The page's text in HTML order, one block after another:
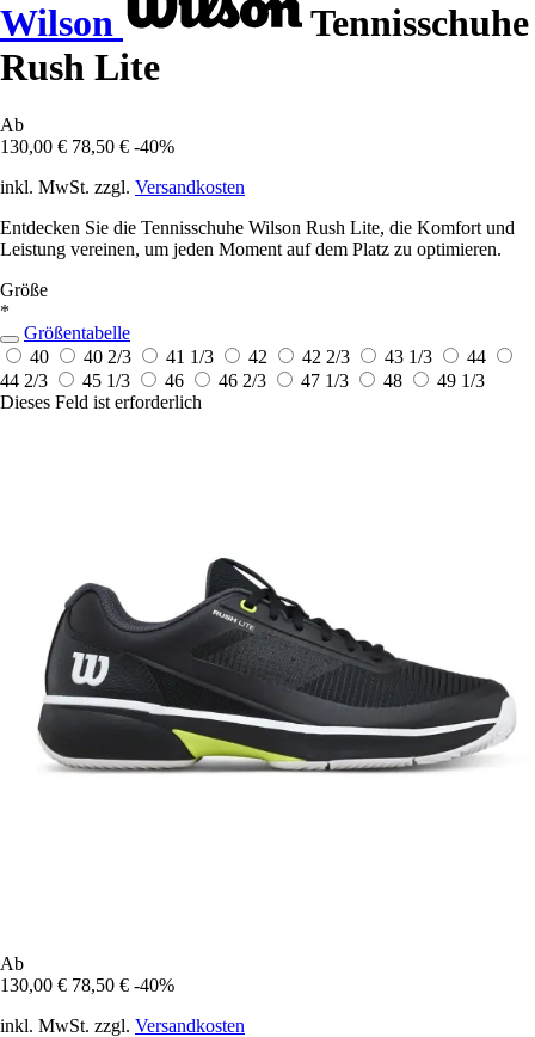
Wilson
Tennisschuhe
Rush Lite
Ab
130,00 € 78,50 € -40%
inkl. MwSt. zzgl. Versandkosten
Entdecken Sie die Tennisschuhe Wilson Rush Lite, die Komfort und
Leistung vereinen, um jeden Moment auf dem Platz zu optimieren.
Größe
*
Größentabelle
40
40 2/3 41 1/3 42 42 2/3 43 1/3
44
44 2/3
45 1/3 46 46 2/3 47 1/3 48
49 1/3
Dieses Feld ist erforderlich
Ab
130,00 € 78,50 € -40%
inkl. MwSt. zzgl. Versandkosten